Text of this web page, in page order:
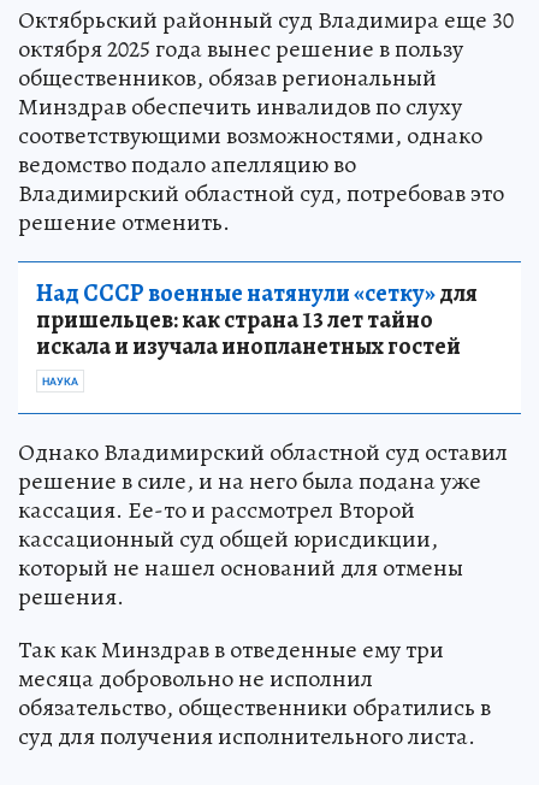
Октябрьский районный суд Владимира еще 30
октября 2025 года вынес решение в пользу
общественников, обязав региональный
Минздрав обеспечить инвалидов по слуху
соответствующими возможностями, однако
ведомство подало апелляцию во
Владимирский областной суд, потребовав это
решение отменить.
Над СССР военные натянули «сетку»для
пришельцев: как страна 13 лет тайно
искала и изучала инопланетных гостей
НАУКА
Однако Владимирский областной суд оставил
решение в силе, и на него была подана уже
кассация. Ее-то и рассмотрел Второй
кассационный суд общей юрисдикции,
который не нашел оснований для отмены
решения.
Так как Минздрав в отведенные ему три
месяца добровольно не исполнил
обязательство, общественники обратились в
суд для получения исполнительного листа.